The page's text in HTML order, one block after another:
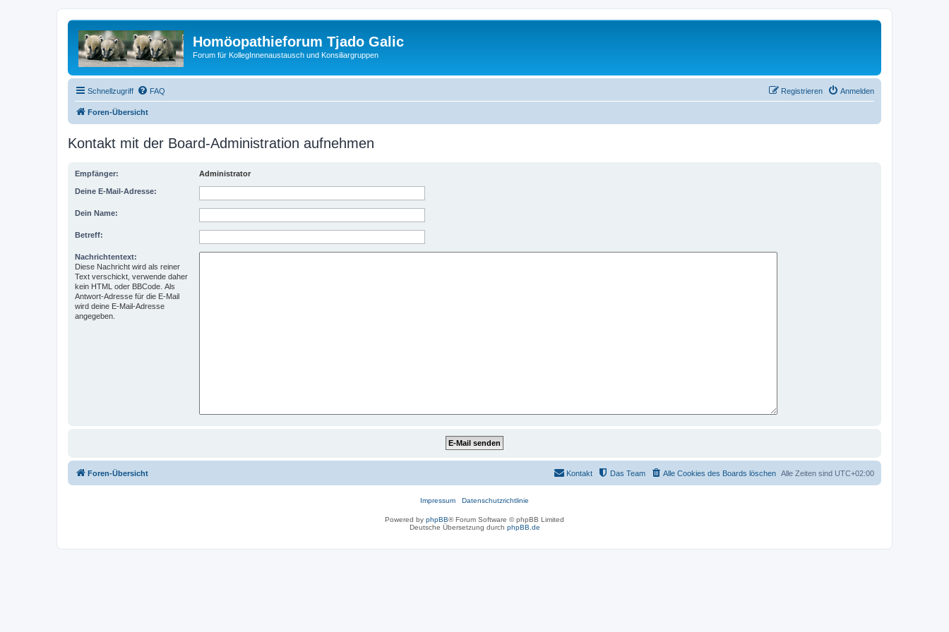
Homöopathieforum Tjado Galic
Forum für KollegInnenaustausch und Konsiliargruppen
Schnellzugriff FAQ Anmelden
Registrieren
Foren-Übersicht
Kontakt mit der Board-Administration aufnehmen
Empfänger: Administrator
Deine E-Mail-Adresse:
Dein Name:
Betreff:
Nachrichtentext:
Diese Nachricht wird als reiner
Text verschickt, verwende daher
kein HTML oder BBCode. Als
Antwort-Adresse für die E-Mail
wird deine E-Mail-Adresse
angegeben.
Foren-Übersicht Alle Zeiten sind UTC+02:00
Alle Cookies des Boards löschen
Das Team
Kontakt
Impressum Datenschutzrichtlinie
Powered by phpBB® Forum Software © phpBB Limited
Deutsche Übersetzung durch phpBB.de